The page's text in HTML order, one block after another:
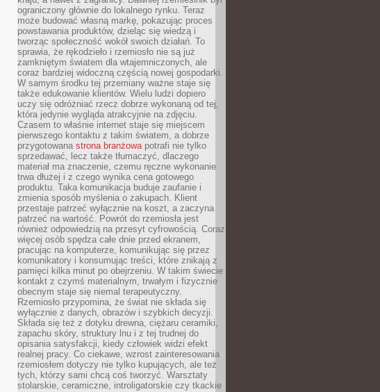
ograniczony głównie do lokalnego rynku. Teraz
może budować własną markę, pokazując proces
powstawania produktów, dzieląc się wiedzą i
tworząc społeczność wokół swoich działań. To
sprawia, że rękodzieło i rzemiosło nie są już
zamkniętym światem dla wtajemniczonych, ale
coraz bardziej widoczną częścią nowej gospodarki.
W samym środku tej przemiany ważne staje się
także edukowanie klientów. Wielu ludzi dopiero
uczy się odróżniać rzecz dobrze wykonaną od tej,
która jedynie wygląda atrakcyjnie na zdjęciu.
Czasem to właśnie internet staje się miejscem
pierwszego kontaktu z takim światem, a dobrze
przygotowana strona branżowapotrafi nie tylko
sprzedawać, lecz także tłumaczyć, dlaczego
materiał ma znaczenie, czemu ręczne wykonanie
trwa dłużej i z czego wynika cena gotowego
produktu. Taka komunikacja buduje zaufanie i
zmienia sposób myślenia o zakupach. Klient
przestaje patrzeć wyłącznie na koszt, a zaczyna
patrzeć na wartość. Powrót do rzemiosła jest
również odpowiedzią na przesyt cyfrowością. Coraz
więcej osób spędza całe dnie przed ekranem,
pracując na komputerze, komunikując się przez
komunikatory i konsumując treści, które znikają z
pamięci kilka minut po obejrzeniu. W takim świecie
kontakt z czymś materialnym, trwałym i fizycznie
obecnym staje się niemal terapeutyczny.
Rzemiosło przypomina, że świat nie składa się
wyłącznie z danych, obrazów i szybkich decyzji.
Składa się też z dotyku drewna, ciężaru ceramiki,
zapachu skóry, struktury lnu i z tej trudnej do
opisania satysfakcji, kiedy człowiek widzi efekt
realnej pracy. Co ciekawe, wzrost zainteresowania
rzemiosłem dotyczy nie tylko kupujących, ale też
tych, którzy sami chcą coś tworzyć. Warsztaty
stolarskie, ceramiczne, introligatorskie czy tkackie